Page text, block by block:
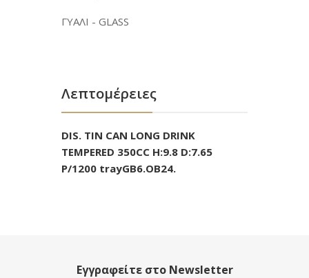
ΓΥΑΛΙ - GLASS
Λεπτομέρειες
DIS. TIN CAN LONG DRINK
TEMPERED 350CC H:9.8 D:7.65
P/1200 trayGB6.OB24.
Εγγραφείτε στο Newsletter